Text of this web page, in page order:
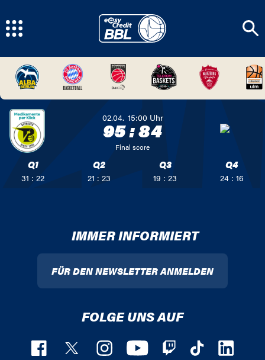
02.04. 15:00 Uhr
95:84
Final score
Q1
31 : 22
Q2
21 : 23
Q3
19 : 23
Q4
24 : 16
IMMER INFORMIERT
FÜR DEN NEWSLETTER ANMELDEN
FOLGE UNS AUF